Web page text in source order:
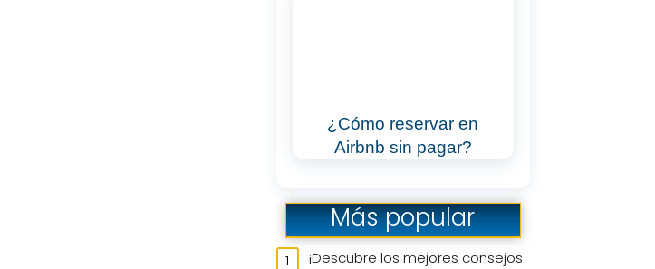
¿Cómo reservar en
Airbnb sin pagar?
Más popular
¡Descubre los mejores consejos